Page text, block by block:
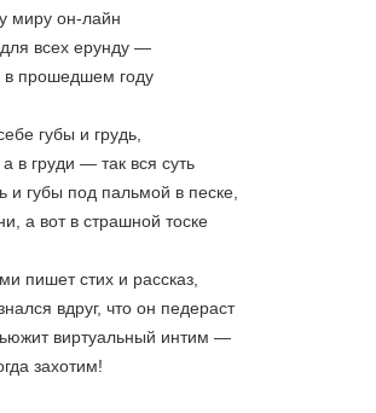
миру он-лайн
всех ерунду —
прошедшем году
губы и грудь,
в груди — так вся суть
и губы под пальмой в песке,
а вот в страшной тоске
пишет стих и рассказ,
вдруг, что он педераст
виртуальный интим —
захотим!